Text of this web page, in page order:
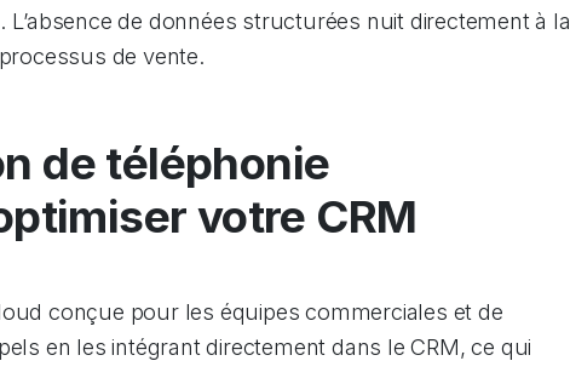
L’absence de données structurées nuit directement à la
de vente.
de téléphonie
votre CRM
conçue pour les équipes commerciales et de
en les intégrant directement dans le CRM, ce qui